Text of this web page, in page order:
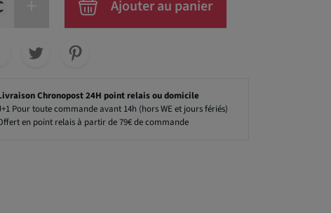
Ajouter au panier
Chronopost 24H point relais ou domicile
Pour toute commande avant 14h (hors WE et jours fériés)
en point relais à partir de 79€ de commande